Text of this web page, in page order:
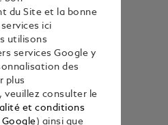
du Site et la bonne
ici
utilisons
services Google y
des
plus
consulter le
et conditions
) ainsi que